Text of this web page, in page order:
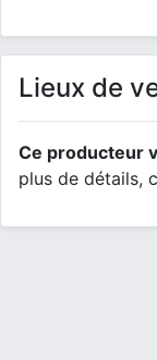
Lieux de
Ce producteur
plus de détails,